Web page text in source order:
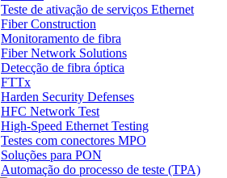
Teste de ativação de serviços Ethernet
Fiber Construction
Monitoramento de fibra
Fiber Network Solutions
Detecção de fibra óptica
FTTx
Harden Security Defenses
HFC Network Test
High-Speed Ethernet Testing
Testes com conectores MPO
Soluções para PON
Automação do processo de teste (TPA)